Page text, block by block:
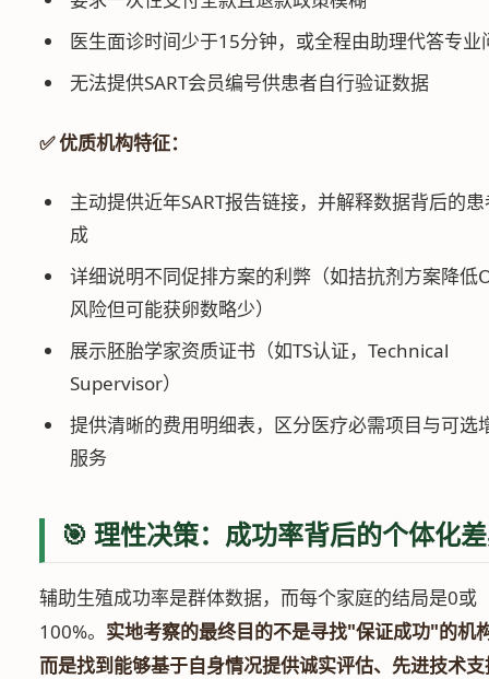
医生面诊时间少于15分钟，或全程由助理代答专业
无法提供SART会员编号供患者自行验证数据
✅ 优质机构特征：
主动提供近年SART报告链接，并解释数据背后的
成
详细说明不同促排方案的利弊（如拮抗剂方案降低
风险但可能获卵数略少）
展示胚胎学家资质证书（如TS认证，Technical
Supervisor）
提供清晰的费用明细表，区分医疗必需项目与可选
服务
🎯 理性决策：成功率背后的个体化
辅助生殖成功率是群体数据，而每个家庭的结局是0或
100%。 实地考察的最终目的不是寻找"保证成功"的机
而是找到能够基于自身情况提供诚实评估、先进技术